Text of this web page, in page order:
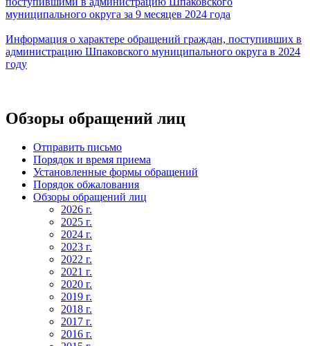
муниципального округа за 9 месяцев 2024 года
Информация о характере обращений граждан, поступивших в
администрацию Шпаковского муниципального округа в 2024
году
Обзоры обращений лиц
Отправить письмо
Порядок и время приема
Установленные формы обращений
Порядок обжалования
Обзоры обращений лиц
2026 г.
2025 г.
2024 г.
2023 г.
2022 г.
2021 г.
2020 г.
2019 г.
2018 г.
2017 г.
2016 г.